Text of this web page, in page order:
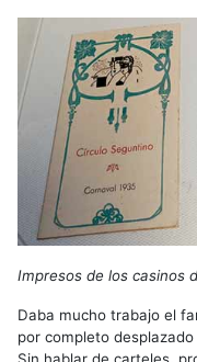
Impresos de los casinos
Daba mucho trabajo el
por completo